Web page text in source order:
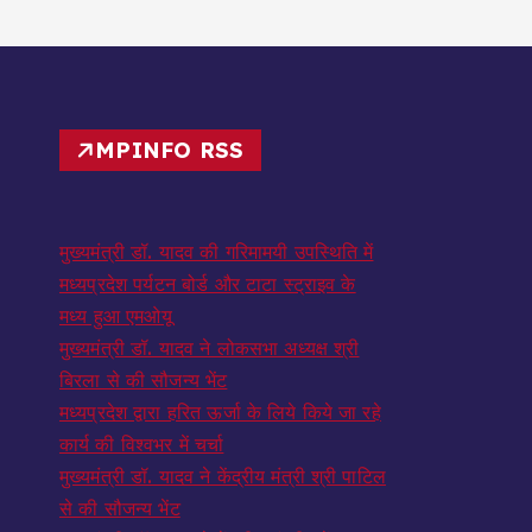
MPINFO RSS
मुख्यमंत्री डॉ. यादव की गरिमामयी उपस्थिति में
मध्यप्रदेश पर्यटन बोर्ड और टाटा स्ट्राइव के
मध्य हुआ एमओयू
मुख्यमंत्री डॉ. यादव ने लोकसभा अध्यक्ष श्री
बिरला से की सौजन्य भेंट
मध्यप्रदेश द्वारा हरित ऊर्जा के लिये किये जा रहे
कार्य की विश्वभर में चर्चा
मुख्यमंत्री डॉ. यादव ने केंद्रीय मंत्री श्री पाटिल
से की सौजन्य भेंट